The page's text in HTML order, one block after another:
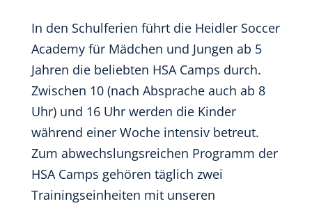
In den Schulferien führt die Heidler Soccer
Academy für Mädchen und Jungen ab 5
Jahren die beliebten HSA Camps durch.
Zwischen 10 (nach Absprache auch ab 8
Uhr) und 16 Uhr werden die Kinder
während einer Woche intensiv betreut.
Zum abwechslungsreichen Programm der
HSA Camps gehören täglich zwei
Trainingseinheiten mit unseren